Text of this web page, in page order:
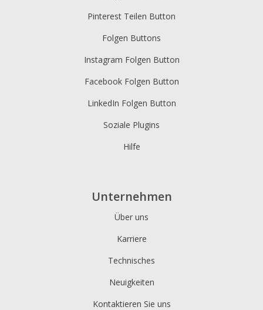
Pinterest Teilen Button
Folgen Buttons
Instagram Folgen Button
Facebook Folgen Button
LinkedIn Folgen Button
Soziale Plugins
Hilfe
Unternehmen
Über uns
Karriere
Technisches
Neuigkeiten
Kontaktieren Sie uns